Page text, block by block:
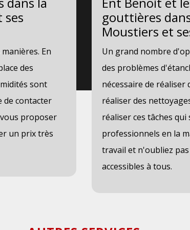
ses
En
des
sont
de contacter
proposer
un prix très
gouttières
Moustiers et
Un grand nombre
des problèmes
nécessaire de
réaliser des
réaliser ces tâches
professionnels en la
travail et n'oubliez
accessibles à tous.